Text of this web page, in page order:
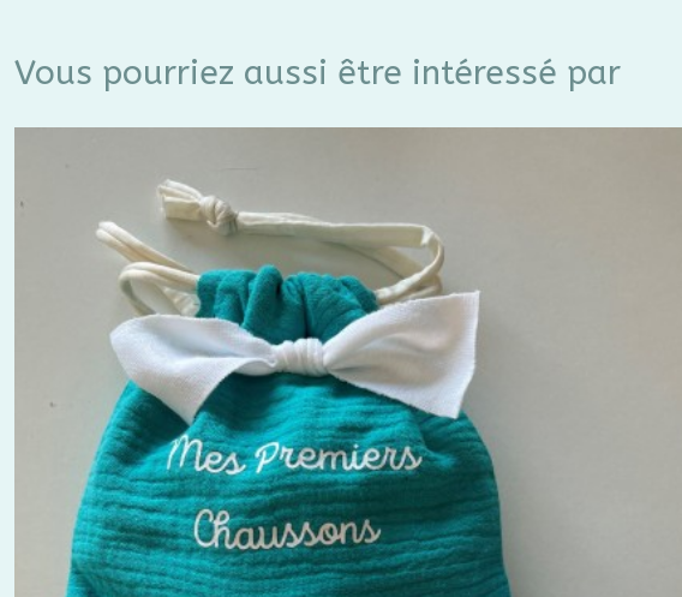
Vous pourriez aussi être intéressé par